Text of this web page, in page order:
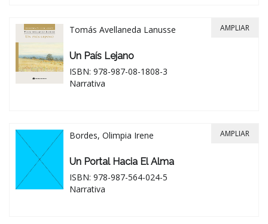
Tomás Avellaneda Lanusse
Un País Lejano
ISBN: 978-987-08-1808-3
Narrativa
AMPLIAR
Bordes, Olimpia Irene
Un Portal Hacia El Alma
ISBN: 978-987-564-024-5
Narrativa
AMPLIAR